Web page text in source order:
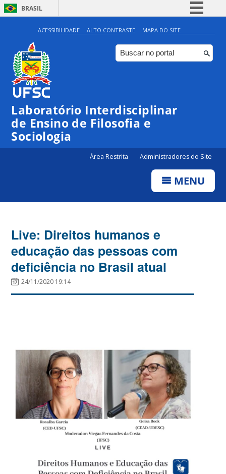
BRASIL
Simplifique!
Comunica BR
Participe
Canais
ACESSIBILIDADE ALTO CONTRASTE MAPA DO SITE
Laboratório Interdisciplinar
de Ensino de Filosofia e
Sociologia
Área Restrita Administradores do Site
MENU
Live: Direitos humanos e
educação das pessoas com
deficiência no Brasil atual
24/11/2020 19:14